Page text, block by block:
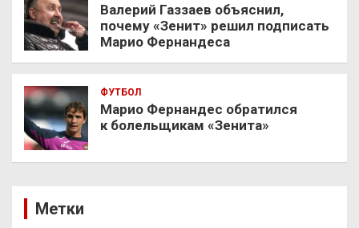
Валерий Газзаев объяснил,
почему «Зенит» решил подписать
Марио Фернандеса
ФУТБОЛ
Марио Фернандес обратился
к болельщикам «Зенита»
Метки